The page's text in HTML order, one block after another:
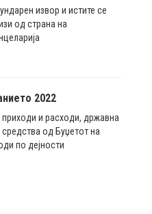
извор и истите се
од страна на
2022
приходи и расходи, државна
од Буџетот на
по дејности